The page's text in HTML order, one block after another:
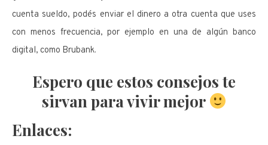
cuenta sueldo, podés enviar el dinero a otra cuenta que uses
con menos frecuencia, por ejemplo en una de algún banco
digital, como Brubank.
Espero que estos consejos te
sirvan para vivir mejor
Enlaces: